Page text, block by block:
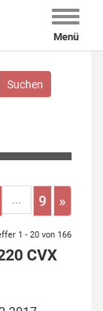
Toggle
Menü
... 9 »
1 - 20 von 166
CVX